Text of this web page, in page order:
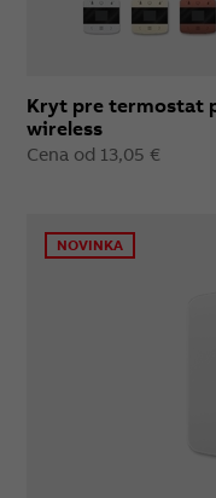
Kryt pre termostat
wireless
Cena od 13,05 €
NOVINKA